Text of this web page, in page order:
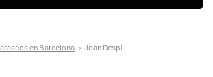
en Barcelona Joan Despí